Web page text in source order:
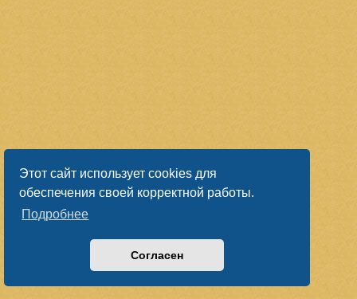
Этот сайт использует cookies для
обеспечения своей корректной работы.
Подробнее
Согласен